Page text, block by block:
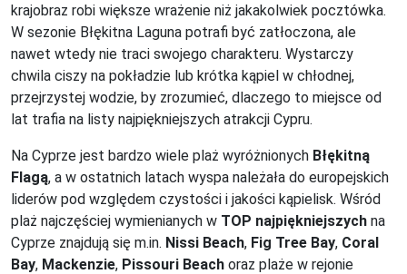
krajobraz robi większe wrażenie niż jakakolwiek pocztówka.
W sezonie Błękitna Laguna potrafi być zatłoczona, ale
nawet wtedy nie traci swojego charakteru. Wystarczy
chwila ciszy na pokładzie lub krótka kąpiel w chłodnej,
przejrzystej wodzie, by zrozumieć, dlaczego to miejsce od
lat trafia na listy najpiękniejszych atrakcji Cypru.
Na Cyprze jest bardzo wiele plaż wyróżnionych Błękitną
Flagą, a w ostatnich latach wyspa należała do europejskich
liderów pod względem czystości i jakości kąpielisk. Wśród
plaż najczęściej wymienianych w TOP najpiękniejszych na
Cyprze znajdują się m.in. Nissi Beach, Fig Tree Bay, Coral
Bay, Mackenzie, Pissouri Beach oraz plaże w rejonie